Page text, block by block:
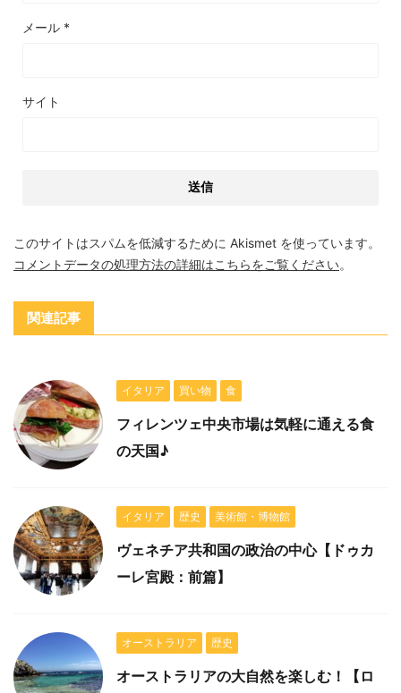
メール *
サイト
このサイトはスパムを低減するために Akismet を使っています。
コメントデータの処理方法の詳細はこちらをご覧ください。
関連記事
イタリア 買い物 食
フィレンツェ中央市場は気軽に通える食
の天国♪
イタリア 歴史 美術館・博物館
ヴェネチア共和国の政治の中心【ドゥカ
ーレ宮殿：前篇】
オーストラリア 歴史
オーストラリアの大自然を楽しむ！【ロ